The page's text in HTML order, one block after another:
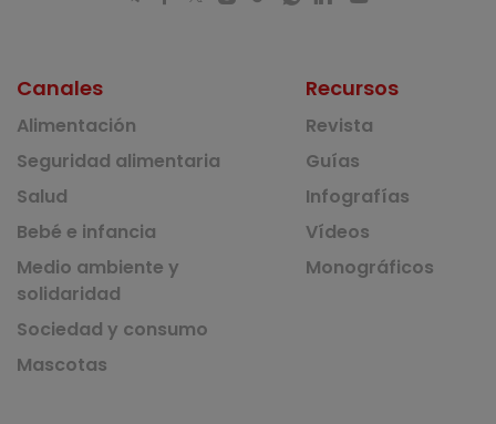
Canales
Alimentación
Seguridad alimentaria
Salud
Bebé e infancia
Medio ambiente y
solidaridad
Sociedad y consumo
Mascotas
Recursos
Revista
Guías
Infografías
Vídeos
Monográficos